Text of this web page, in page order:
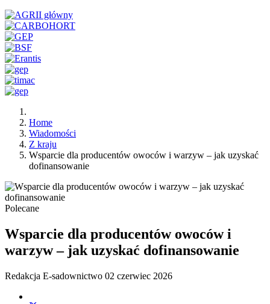
Home
Wiadomości
Z kraju
Wsparcie dla producentów owoców i warzyw – jak uzyskać
dofinansowanie
Polecane
Wsparcie dla producentów owoców i
warzyw – jak uzyskać dofinansowanie
Redakcja E-sadownictwo 02 czerwiec 2026